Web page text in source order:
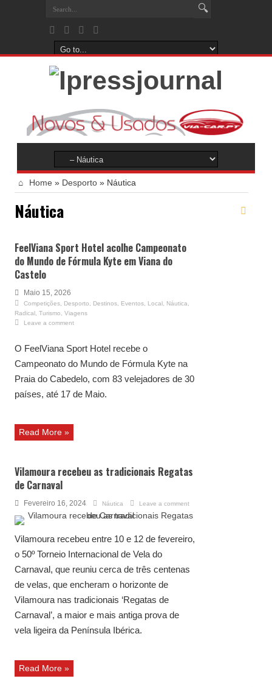
Home » Desporto » Náutica
Náutica
FeelViana Sport Hotel acolhe Campeonato
do Mundo de Fórmula Kyte em Viana do
Castelo
Maio 15, 2026
Competições Desporto Destinos Eventos Local Náutica
Radical Turismo
Viagens
Leave a comment
O FeelViana Sport Hotel recebe o
Campeonato do Mundo de Fórmula Kyte na
Praia do Cabedelo, com 83 velejadores de 30
países, até 17 de Maio.
Read More »
Vilamoura recebeu as tradicionais Regatas
de Carnaval
Fevereiro 16, 2024 Náutica Leave a comment
Vilamoura recebeu entre 10 e 12 de fevereiro,
o 50º Torneio Internacional de Vela do
Carnaval, que reuniu cerca de três centenas
de velas, que encheram o horizonte de
Vilamoura nas tradicionais ‘Regatas de
Carnaval’, a maior e mais antiga prova de
vela ligeira da Península Ibérica.
Read More »